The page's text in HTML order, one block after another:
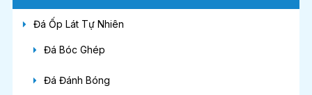
Đá Ốp Lát Tự Nhiên
Đá Bóc Ghép
Đá Đánh Bóng